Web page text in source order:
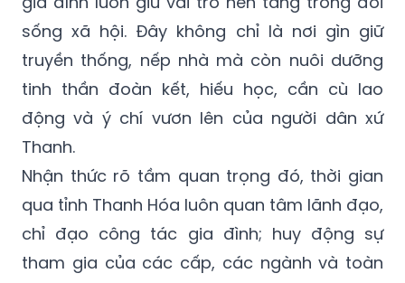
sống xã hội. Đây không chỉ là nơi gìn giữ
truyền thống, nếp nhà mà còn nuôi dưỡng
tinh thần đoàn kết, hiếu học, cần cù lao
động và ý chí vươn lên của người dân xứ
Thanh.
Nhận thức rõ tầm quan trọng đó, thời gian
qua tỉnh Thanh Hóa luôn quan tâm lãnh đạo,
chỉ đạo công tác gia đình; huy động sự
tham gia của các cấp, các ngành và toàn